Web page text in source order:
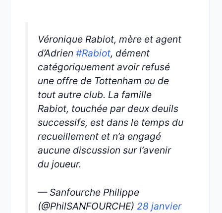
Véronique Rabiot, mère et agent
d’Adrien #Rabiot, dément
catégoriquement avoir refusé
une offre de Tottenham ou de
tout autre club. La famille
Rabiot, touchée par deux deuils
successifs, est dans le temps du
recueillement et n’a engagé
aucune discussion sur l’avenir
du joueur.
— Sanfourche Philippe
(@PhilSANFOURCHE) 28 janvier